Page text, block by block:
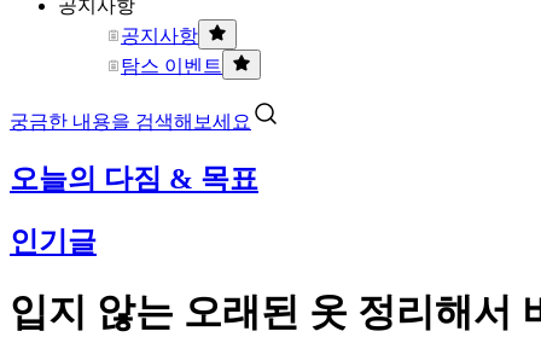
공지사항
공지사항
탐스 이벤트
궁금한 내용을 검색해보세요
오늘의 다짐 & 목표
인기글
입지 않는 오래된 옷 정리해서